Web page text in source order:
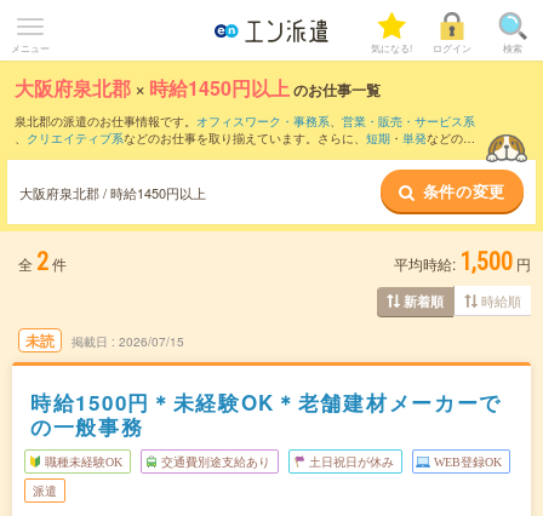
メニュー 気になる! ログイン 検索
大阪府泉北郡 × 時給1450円以上のお仕事一覧
泉北郡の派遣のお仕事情報です。 オフィスワーク・事務系、 営業・販売・サービス系
、 クリエイティブ系などのお仕事を取り揃えています。さらに、 短期 ・ 単発などの期
大阪府泉北郡 / 時給1450円以上 条件の変更
全 2件 平均時給: 1,500 円
新着順 時給順
未読 掲載日 2026/07/15
時給1500円＊未経験OK＊老舗建材メーカーで
の一般事務
職種未経験OK 交通費別途支給あり 土日祝日が休み WEB登録OK
派遣